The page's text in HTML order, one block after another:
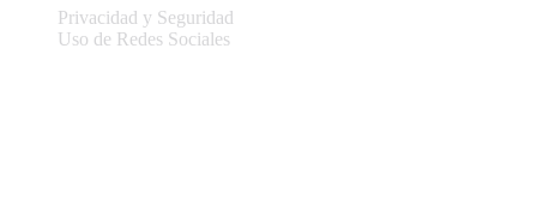
Privacidad y Seguridad
Uso de Redes Sociales